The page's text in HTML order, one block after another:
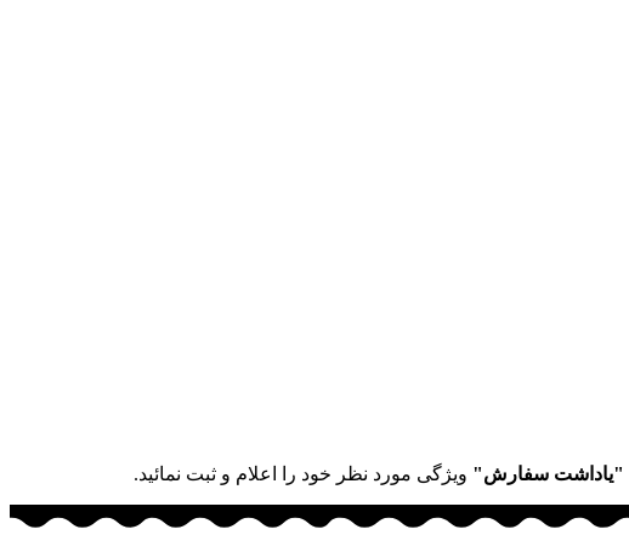
"یاداشت سفارش" ویژگی مورد نظر خود را اعلام و ثبت نمائید.